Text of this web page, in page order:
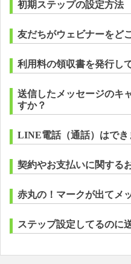
初期ステップの設定方法
友だちがウェビナーをど
利用料の領収書を発行し
送信したメッセージのキ
すか？
LINE電話（通話）はでき
契約やお支払いに関する
赤丸の！マークが出てメ
ステップ設定してるのに